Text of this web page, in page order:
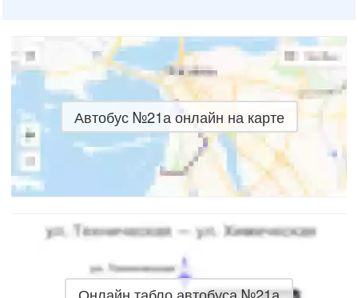
Автобус №21а онлайн на карте